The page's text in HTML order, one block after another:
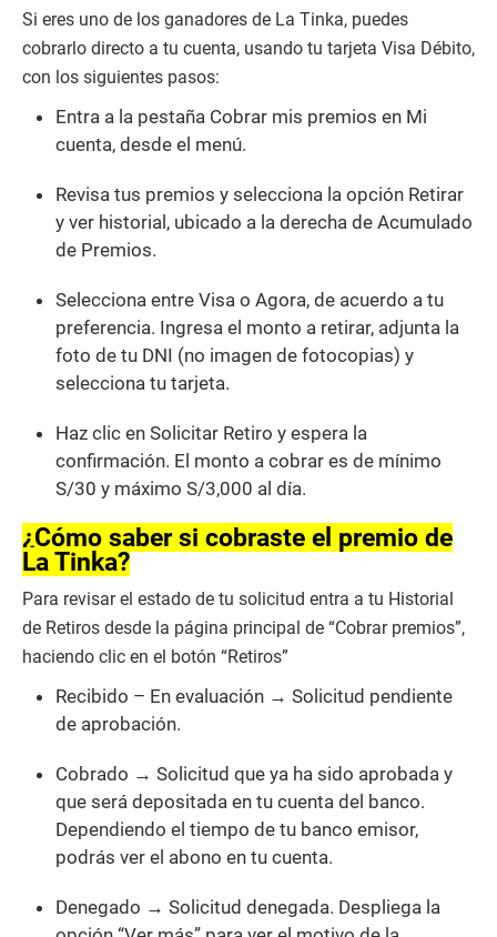
i
n
u
t
Si eres uno de los ganadores de La Tinka, puedes
cobrarlo directo a tu cuenta, usando tu tarjeta Visa Débito,
con los siguientes pasos:
Entra a la pestaña Cobrar mis premios en Mi
cuenta, desde el menú.
Revisa tus premios y selecciona la opción Retirar
y ver historial, ubicado a la derecha de Acumulado
de Premios.
Selecciona entre Visa o Agora, de acuerdo a tu
preferencia. Ingresa el monto a retirar, adjunta la
foto de tu DNI (no imagen de fotocopias) y
selecciona tu tarjeta.
Haz clic en Solicitar Retiro y espera la
confirmación. El monto a cobrar es de mínimo
S/30 y máximo S/3,000 al día.
¿Cómo saber si cobraste el premio de
La Tinka?
Para revisar el estado de tu solicitud entra a tu Historial
de Retiros desde la página principal de “Cobrar premios”,
haciendo clic en el botón “Retiros”
Recibido – En evaluación → Solicitud pendiente
de aprobación.
Cobrado → Solicitud que ya ha sido aprobada y
que será depositada en tu cuenta del banco.
Dependiendo el tiempo de tu banco emisor,
podrás ver el abono en tu cuenta.
Denegado → Solicitud denegada. Despliega la